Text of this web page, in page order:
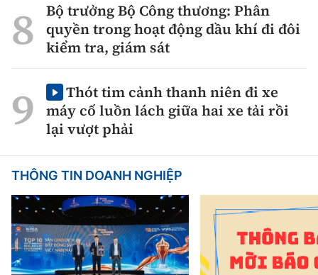
Bộ trưởng Bộ Công thương: Phân
quyền trong hoạt động dầu khí đi đôi
kiểm tra, giám sát
Thót tim cảnh thanh niên đi xe
máy cố luồn lách giữa hai xe tải rồi
lại vượt phải
THÔNG TIN DOANH NGHIỆP